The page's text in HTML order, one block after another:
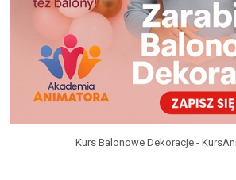
Kurs Balonowe Dekoracje -